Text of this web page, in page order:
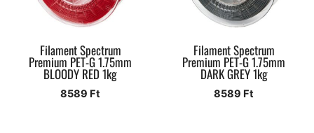
Filament Spectrum
Premium PET-G 1.75mm
BLOODY RED 1kg
8589 Ft
Filament Spectrum
Premium PET-G 1.75mm
DARK GREY 1kg
8589 Ft